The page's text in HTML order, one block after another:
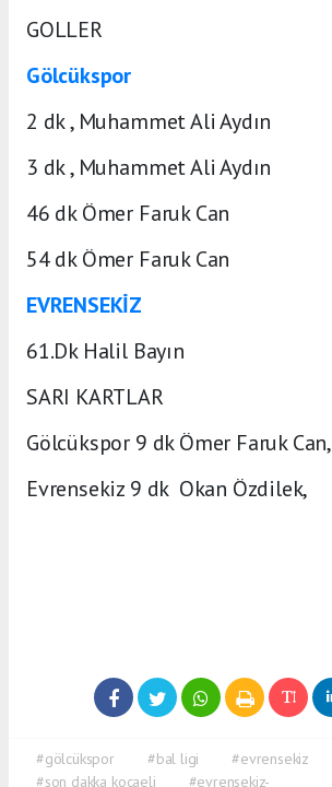
GOLLER
Gölcükspor
2 dk , Muhammet Ali Aydın
3 dk , Muhammet Ali Aydın
46 dk Ömer Faruk Can
54 dk Ömer Faruk Can
EVRENSEKİZ
61.Dk Halil Bayın
SARI KARTLAR
Gölcükspor 9 dk Ömer Faruk Can,
Evrensekiz 9 dk Okan Özdilek,
#gölcükspor #bal ligi
#evrensekiz
#son dakka kocaeli
#evrensekiz-